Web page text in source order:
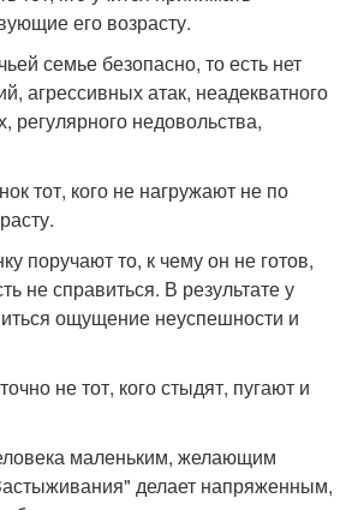
его возрасту.
семье безопасно, то есть нет
агрессивных атак, неадекватного
регулярного недовольства,
тот, кого не нагружают не по
поручают то, к чему он не готов,
не справиться. В результате у
ощущение неуспешности и
не тот, кого стыдят, пугают и
маленьким, желающим
делает напряженным,